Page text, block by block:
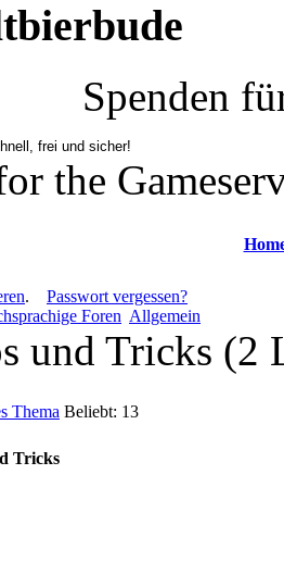
Spenden
the
. Passwort vergessen?
Foren Allgemein
und Tricks (2
Beliebt: 13
Tricks